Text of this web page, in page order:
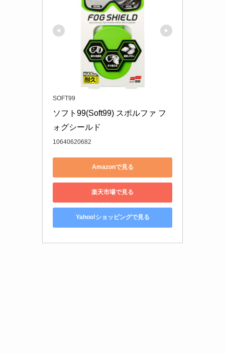
SOFT99
ソフト99(Soft99) スポルファ フ
ォグシールド
10640620682
Amazonで見る
楽天市場で見る
Yahoo!ショッピングで見る